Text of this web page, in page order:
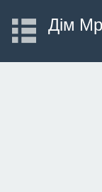
Дім